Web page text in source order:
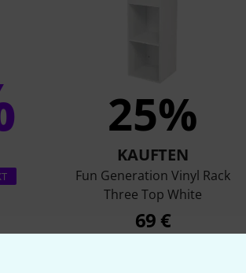
25%
KAUFTEN
Fun Generation Vinyl Rack
Three Top White
69 €